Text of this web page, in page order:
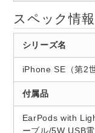
スペック情報
シリーズ名
iPhone SE（第2
付属品
EarPods with
ーブル/5W USB